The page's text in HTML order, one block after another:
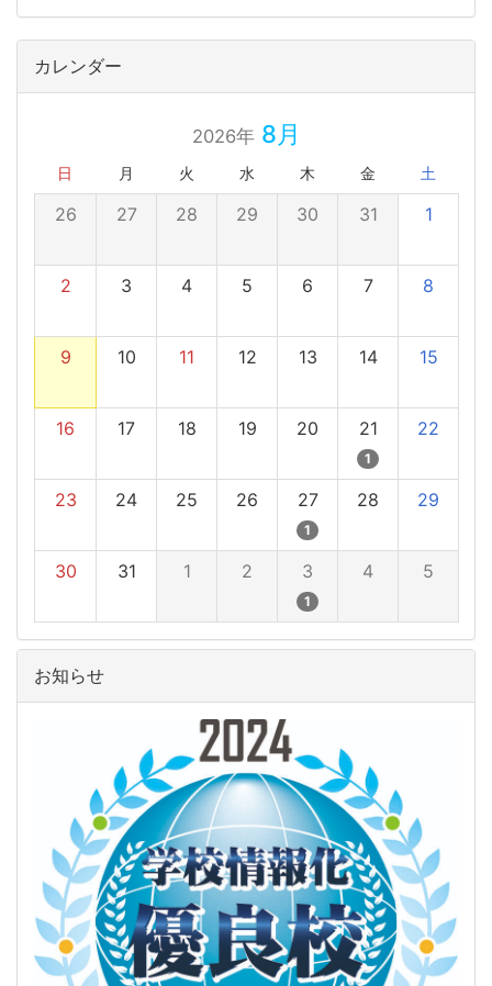
カレンダー
2026年8月
日 月 火 水 木 金 土
26 27 28 29 30 31 1
2 3 4 5 6 7 8
9 10 11 12 13 14 15
16 17 18 19 20 21
1
22
23 24 25 26 27
1
28 29
30 31 1 2 3
1
4 5
お知らせ